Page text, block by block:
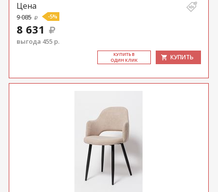
Цена
9 085 -5%
8 631
выгода 455 р.
КУ­ПИТЬ В
ОДИН КЛИК
КУПИТЬ